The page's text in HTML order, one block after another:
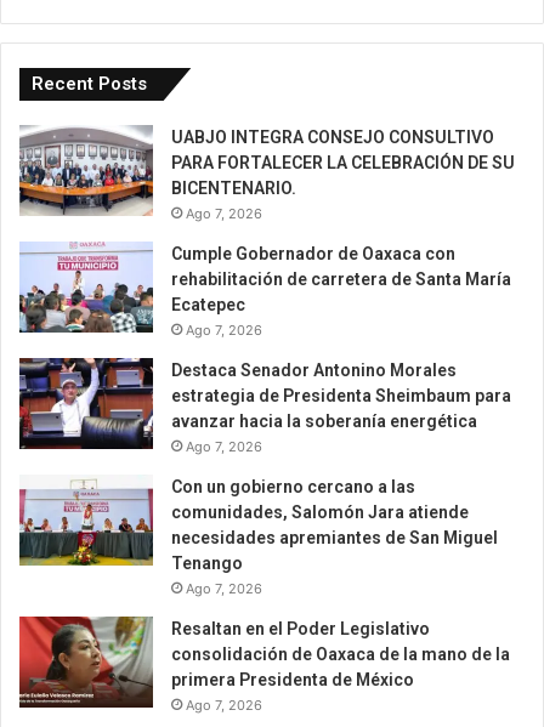
Recent Posts
UABJO INTEGRA CONSEJO CONSULTIVO
PARA FORTALECER LA CELEBRACIÓN DE SU
BICENTENARIO.
Ago 7, 2026
Cumple Gobernador de Oaxaca con
rehabilitación de carretera de Santa María
Ecatepec
Ago 7, 2026
Destaca Senador Antonino Morales
estrategia de Presidenta Sheimbaum para
avanzar hacia la soberanía energética
Ago 7, 2026
Con un gobierno cercano a las
comunidades, Salomón Jara atiende
necesidades apremiantes de San Miguel
Tenango
Ago 7, 2026
Resaltan en el Poder Legislativo
consolidación de Oaxaca de la mano de la
primera Presidenta de México
Ago 7, 2026